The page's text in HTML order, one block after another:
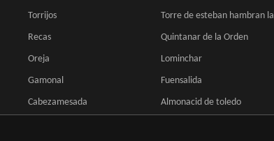
Torrijos Torre de esteban hambran la
Recas Quintanar de la Orden
Oreja Lominchar
Gamonal Fuensalida
Cabezamesada Almonacid de toledo